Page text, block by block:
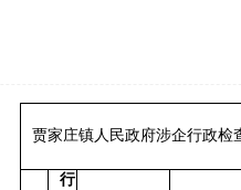
贾家庄镇人民政府涉企行政检
行